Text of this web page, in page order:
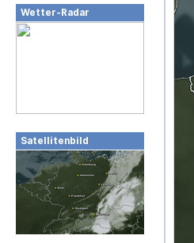
Wetter-Radar
Satellitenbild